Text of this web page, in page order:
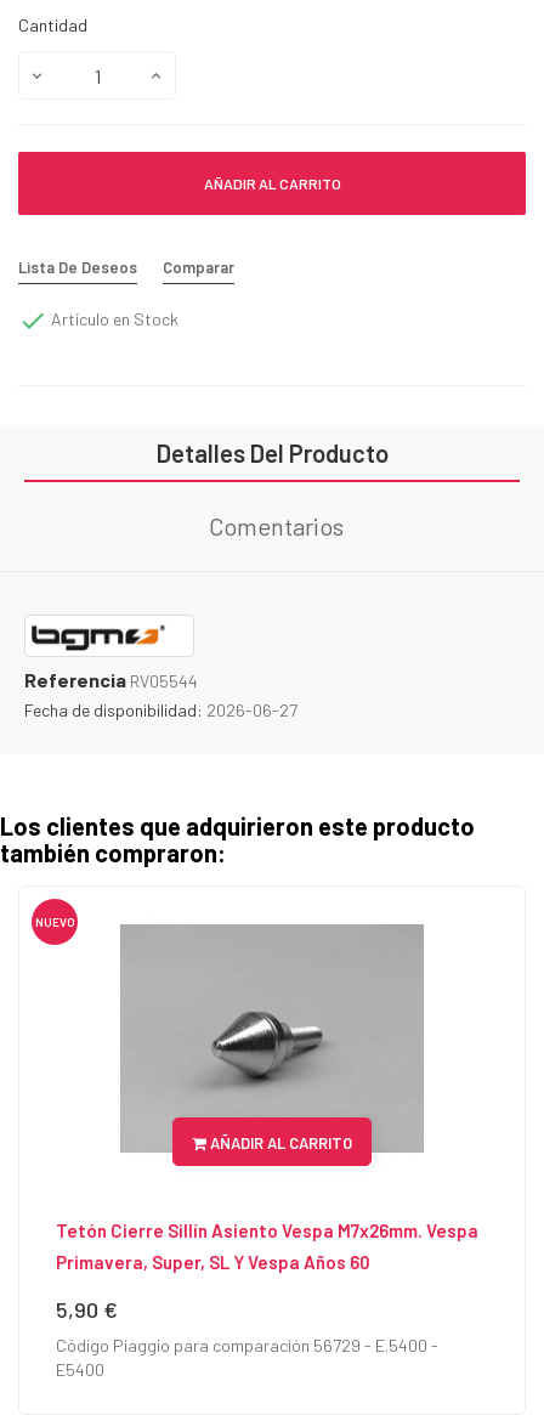
Cantidad
AÑADIR AL CARRITO
Lista De Deseos Comparar
 Artículo en Stock
Detalles Del Producto
Comentarios
Referencia RV05544
Fecha de disponibilidad: 2026-06-27
Los clientes que adquirieron este producto
también compraron:
NUEVO
AÑADIR AL CARRITO
Tetón Cierre Sillín Asiento Vespa M7x26mm. Vespa
Primavera, Super, SL Y Vespa Años 60
Precio
5,90 €
Código Piaggio para comparación 56729 - E.5400 -
E5400